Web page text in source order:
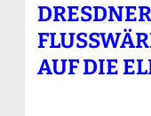
DRESDNER
AUF DIE